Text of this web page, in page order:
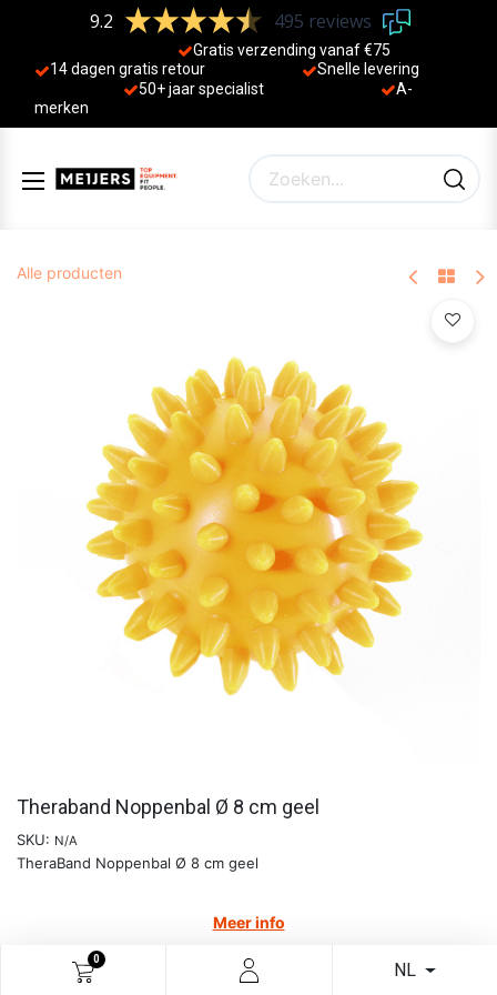
0
NL
9.2 495 reviews
Gratis verzending vanaf €75
14 dagen gratis retour
Sne lle levering
50+ jaar specialist
A-
merken
Alle producten
Theraband Noppenbal Ø 8 cm geel
SKU: N/A
TheraBand Noppenbal Ø 8 cm geel
Meer info
6,53